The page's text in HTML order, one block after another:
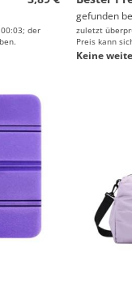
der
gefunden
zuletzt
Preis kann
Keine